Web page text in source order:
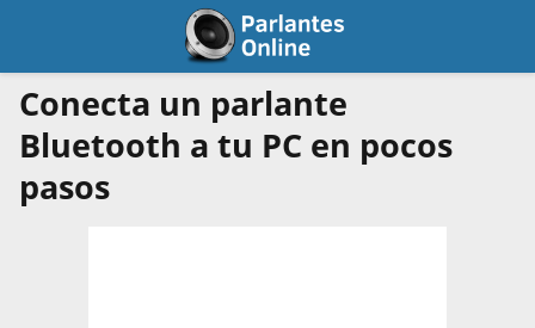
Conecta un parlante
Bluetooth a tu PC en pocos
pasos